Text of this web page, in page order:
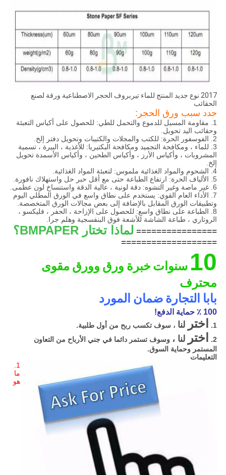
2017 نوع جديد المنتج للماء تيربروف الحجر الاصطناعية ورقة لصنع
الحقائب
حدد سبب ورق الحجر:
1. مقاومة المسيل للدموع والتحمل للطي: للحصول على أكياس التعبئة
وحقائب اليد تحويل.
2. الفوسفور الحرة: للكتب والمجلات والكتيبات وتحويل دفتر إلخ.
3. للماء ، ومكافحة التجميد ومكافحة البكتيريا: للأغذية ، البيرة ، تسمية
المشروبات ، وأكياس الأرز ، وأكياس الطحين ، وأكياس الأسمدة تحويل
إلخ.
4. الشحوم والمواد الغذائية ملموس: لتعبئة المواد الغذائية.
5. الألياف الحرة: ارتفاع الطباعة حتى مع أقل حبر حل واستهلاك نافورة.
6. غير ماصة وغير التشوه: دقة لونية ، عالية الدقة واستنساخ لون عظمى.
7. الأداء العام القوي: يستخدم على نطاق واسع في الورق المطلي اليوم
وتطبيقات الورق المقابل بالإضافة إلى بعض مجالات الورق المتخصصة.
8. الطباعة على نطاق واسع: للحصول على الإزاحة ، الحفر ، فليكسو ،
الروتاري ، طباعة الشاشة للأشعة فوق البنفسجية وهلم جرا.
================ لماذا تختار BMPAPER؟
===================
10 سنوات خبرة ورق وورق مقوى
محترف
بابا التجارة ضمان المورد
100 ٪ حماية الدفع!
1. اختر لنا ، سوف تكسب ربح من أول طلبية.
2.
اختر لنا ، وسوف تستمر دائما في جني الأرباح من التعاون
المستمر وحماية السوق.
التعليمات
1.
ما
هو